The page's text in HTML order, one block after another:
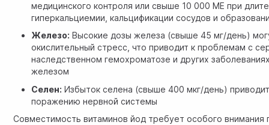
медицинского контроля или свыше 10 000 МЕ при
гиперкальциемии, кальцификации сосудов и
Железо: Высокие дозы железа (свыше 45 мг/день)
окислительный стресс, что приводит к проблемам с
наследственном гемохроматозе и других
железом
Селен: Избыток селена (свыше 400 мкг/день)
поражению нервной системы
Совместимость витаминов йод требует особого